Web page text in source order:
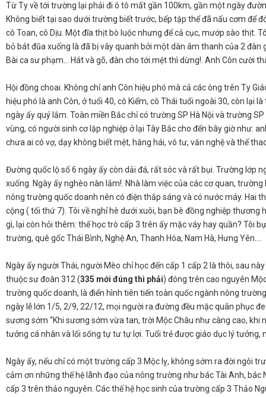
Từ Ty về tới trường lại phải đi ô tô mất gần 100km, gần một ngày
Không biết tại sao dưới trường biết trước, bếp tập thể đã nấu cơm để
cô Toan, cô Dịu. Một đĩa thịt bò luộc nhưng để cả cục, mướp sào thịt.
bỏ bát đũa xuống là đã bị vây quanh bởi một dàn âm thanh của 2 đàn
Bài ca sư phạm… Hát và gõ, đàn cho tới mệt thì dừng!. Anh Côn cười
​Hội đồng choai. Không chỉ anh Côn hiệu phó mà cả các ông trên Ty
hiệu phó là anh Côn, ở tuổi 40, cô Kiểm, cô Thái tuổi ngoài 30, còn
ngày ấy quý lắm. Toàn miền Bắc chỉ có trường SP Hà Nội và trường
vùng, có người sinh cơ lập nghiệp ở lại Tây Bắc cho đến bây giờ như:
chưa ai có vợ, dạy không biết mệt, hăng hái, vô tư, văn nghệ và thể
Đường quốc lộ số 6 ngày ấy còn dải đá, rất sóc và rất bụi. Trường lớp
xuống. Ngày ấy nghèo nàn lắm!. Nhà làm việc của các cơ quan,
nông trường quốc doanh nên có điện thắp sáng và có nước máy. Hai
cộng ( tối thứ 7). Tôi về nghỉ hè dưới xuôi, bạn bè đồng nghiệp
gì, lại còn hỏi thêm: thế học trò cấp 3 trên ấy mặc váy hay quần? Tôi
trường, quê gốc Thái Bình, Nghệ An, Thanh Hóa, Nam Hà, Hưng Yên….
Ngày ấy người Thái, người Mèo chỉ học đến cấp 1 cấp 2 là thôi, sau
thuộc sư đoàn 312 (335 mới đúng thì phải) đóng trên cao nguyên
trường quốc doanh, là điển hình tiên tiến toàn quốc ngành nông
ngày lễ lớn 1/5, 2/9, 22/12, mọi người ra đường đều mặc quân phục
sương sớm “Khi sương sớm vừa tan, trời Mộc Châu như càng cao,
tưởng cá nhân và lối sống tự tư tự lợi. Tuổi trẻ được giáo dục lý tưởng,
Ngày ấy, nếu chỉ có một trường cấp 3 Mộc lỵ, không sớm ra đời ngôi
cảm ơn những thế hệ lãnh đạo của nông trường như bác Tài Anh,
cấp 3 trên thảo nguyên. Các thế hệ học sinh của trường cấp 3 Thảo